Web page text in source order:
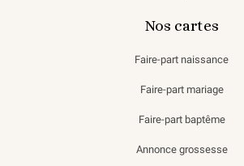
Nos cartes
Faire-part naissance
Faire-part mariage
Faire-part baptême
Annonce grossesse